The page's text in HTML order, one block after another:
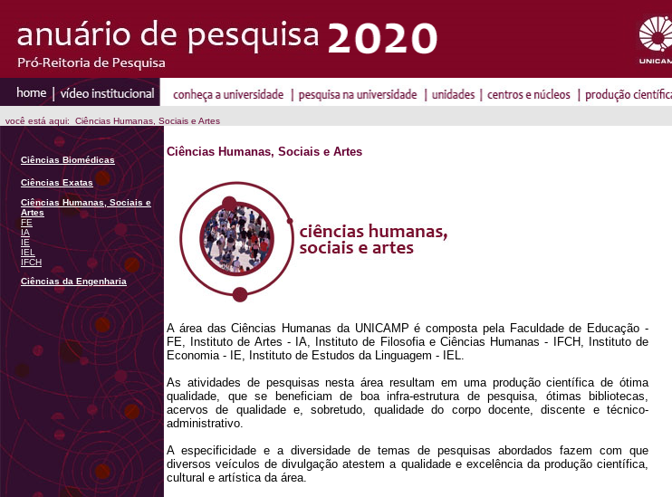
você está aqui: Ciências Humanas, Sociais e Artes
Ciências Biomédicas
Ciências Exatas
Ciências Humanas, Sociais e
Artes
FE
IA
IE
IEL
IFCH
Ciências da Engenharia
Ciências Humanas, Sociais e Artes
A área das Ciências Humanas da UNICAMP é composta pela Faculdade de Educação -
FE, Instituto de Artes - IA, Instituto de Filosofia e Ciências Humanas - IFCH, Instituto de
Economia - IE, Instituto de Estudos da Linguagem - IEL.
As atividades de pesquisas nesta área resultam em uma produção científica de ótima
qualidade, que se beneficiam de boa infra-estrutura de pesquisa, ótimas bibliotecas,
acervos de qualidade e, sobretudo, qualidade do corpo docente, discente e técnico-
administrativo.
A especificidade e a diversidade de temas de pesquisas abordados fazem com que
diversos veículos de divulgação atestem a qualidade e excelência da produção científica,
cultural e artística da área.